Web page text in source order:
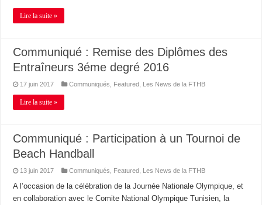
Lire la suite »
Communiqué : Remise des Diplômes des
Entraîneurs 3éme degré 2016
17 juin 2017 Communiqués Featured Les News de la FTHB
Lire la suite »
Communiqué : Participation à un Tournoi de
Beach Handball
13 juin 2017 Communiqués Featured Les News de la FTHB
A l’occasion de la célébration de la Journée Nationale Olympique, et
en collaboration avec le Comite National Olympique Tunisien, la